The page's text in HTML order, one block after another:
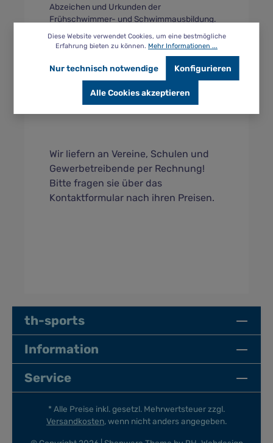
Abzeichen und Urkunden der
Frühschwimmer- und Schwimmausbildung.
Schwimmabzeichen auf Tassen und
Wir liefern an Vereine, Schulen und
Gewerbetreibende per Rechnung!
Bitte fragen sie über das
Kontaktformular nach ihren Preisen.
th-sports
Information
Service
* Alle Preise inkl. gesetzl. Mehrwertsteuer zzgl.
Versandkosten, wenn nicht anders angegeben.
Diese Website verwendet Cookies, um eine bestmögliche
Erfahrung bieten zu können. Mehr Informationen ...
Nur technisch notwendige Konfigurieren
Alle Cookies akzeptieren